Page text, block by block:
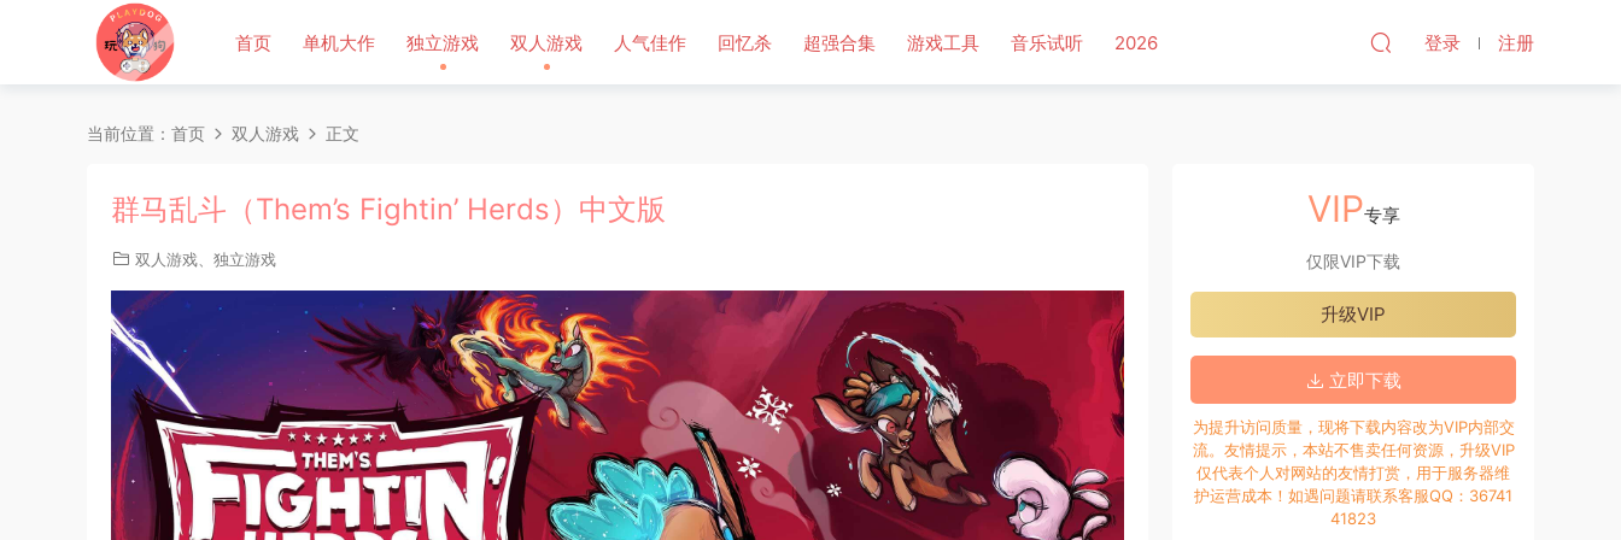
首页 单机大作 独立游戏 双人游戏 人气佳作 回忆杀 超强合集 游戏工具 音乐试听 2026 登录 注册
当前位置： 首页 双人游戏 正文
群马乱斗（Them’s Fightin’ Herds）中文版
双人游戏 独立游戏
VIP专享
仅限VIP下载
升级VIP
立即下载
为提升访问质量，现将下载内容改为VIP内部交
流。友情提示，本站不售卖任何资源，升级VIP
仅代表个人对网站的友情打赏，用于服务器维
护运营成本！如遇问题请联系客服QQ：36741
41823